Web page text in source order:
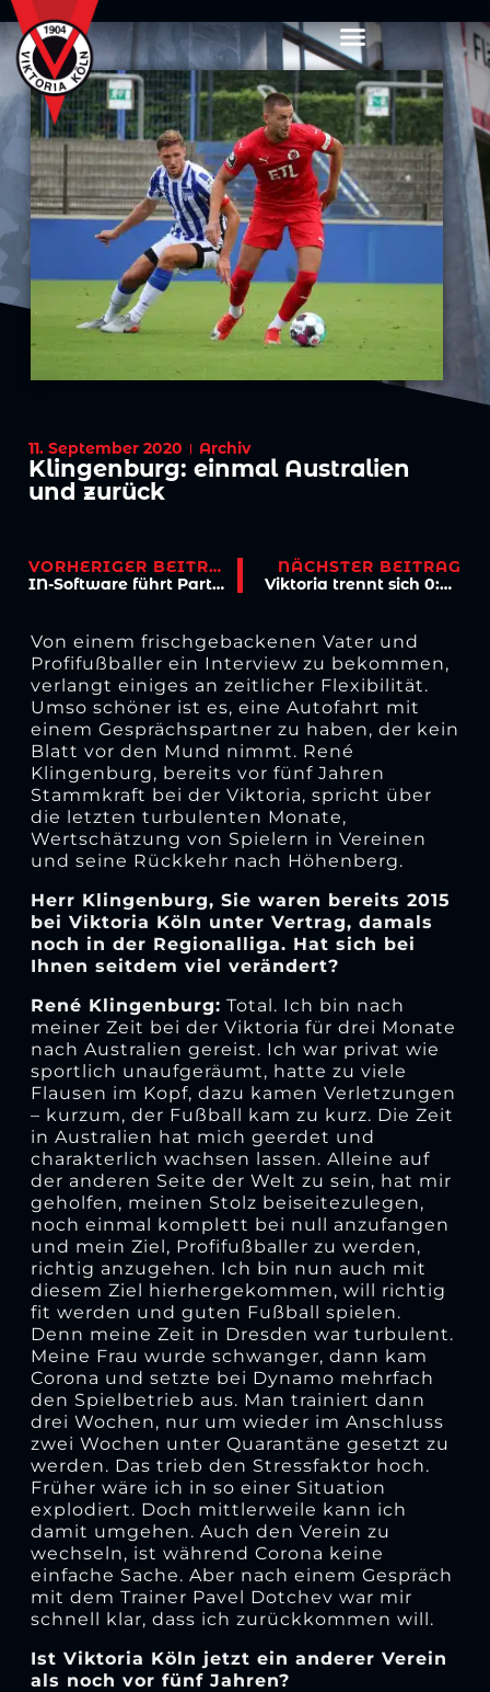
11. September 2020 Archiv
Klingenburg: einmal Australien
und zurück
VORHERIGER BEITRAG
IN-Software führt Partnerschaft fort
NÄCHSTER BEITRAG
Viktoria trennt sich 0:0 vom KFC
Von einem frischgebackenen Vater und
Profifußballer ein Interview zu bekommen,
verlangt einiges an zeitlicher Flexibilität.
Umso schöner ist es, eine Autofahrt mit
einem Gesprächspartner zu haben, der kein
Blatt vor den Mund nimmt. René
Klingenburg, bereits vor fünf Jahren
Stammkraft bei der Viktoria, spricht über
die letzten turbulenten Monate,
Wertschätzung von Spielern in Vereinen
und seine Rückkehr nach Höhenberg.
Herr Klingenburg, Sie waren bereits 2015
bei Viktoria Köln unter Vertrag, damals
noch in der Regionalliga. Hat sich bei
Ihnen seitdem viel verändert?
René Klingenburg: Total. Ich bin nach
meiner Zeit bei der Viktoria für drei Monate
nach Australien gereist. Ich war privat wie
sportlich unaufgeräumt, hatte zu viele
Flausen im Kopf, dazu kamen Verletzungen
– kurzum, der Fußball kam zu kurz. Die Zeit
in Australien hat mich geerdet und
charakterlich wachsen lassen. Alleine auf
der anderen Seite der Welt zu sein, hat mir
geholfen, meinen Stolz beiseitezulegen,
noch einmal komplett bei null anzufangen
und mein Ziel, Profifußballer zu werden,
richtig anzugehen. Ich bin nun auch mit
diesem Ziel hierhergekommen, will richtig
fit werden und guten Fußball spielen.
Denn meine Zeit in Dresden war turbulent.
Meine Frau wurde schwanger, dann kam
Corona und setzte bei Dynamo mehrfach
den Spielbetrieb aus. Man trainiert dann
drei Wochen, nur um wieder im Anschluss
zwei Wochen unter Quarantäne gesetzt zu
werden. Das trieb den Stressfaktor hoch.
Früher wäre ich in so einer Situation
explodiert. Doch mittlerweile kann ich
damit umgehen. Auch den Verein zu
wechseln, ist während Corona keine
einfache Sache. Aber nach einem Gespräch
mit dem Trainer Pavel Dotchev war mir
schnell klar, dass ich zurückkommen will.
Ist Viktoria Köln jetzt ein anderer Verein
als noch vor fünf Jahren?